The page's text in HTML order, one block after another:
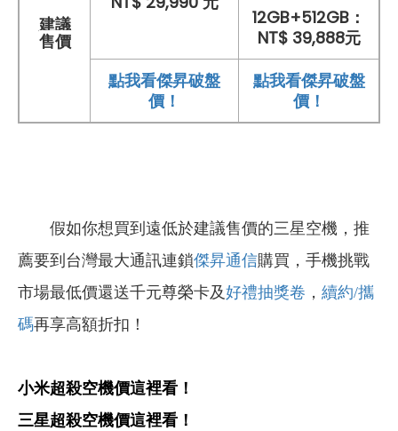
建議
售價
12GB+512GB：
NT$ 39,888元
點我看傑昇破盤
價！
點我看傑昇破盤
價！
假如你想買到遠低於建議售價的三星空機，推
薦要到台灣最大通訊連鎖傑昇通信購買，手機挑戰
市場最低價還送千元尊榮卡及好禮抽獎卷 ， 續約/攜
碼再享高額折扣！
小米超殺空機價這裡看！
三星超殺空機價這裡看！